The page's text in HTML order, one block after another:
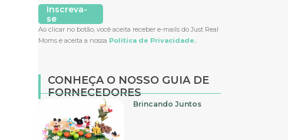
Inscreva-
se
Ao clicar no botão, você aceita receber e-mails do Just Real
Moms e aceita a nossa Política de Privacidade.
CONHEÇA O NOSSO GUIA DE
FORNECEDORES
Brincando Juntos